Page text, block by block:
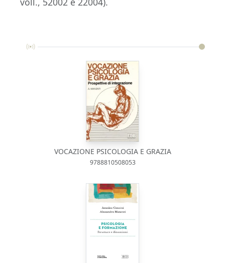
VOCAZIONE PSICOLOGIA E GRAZIA
9788810508053